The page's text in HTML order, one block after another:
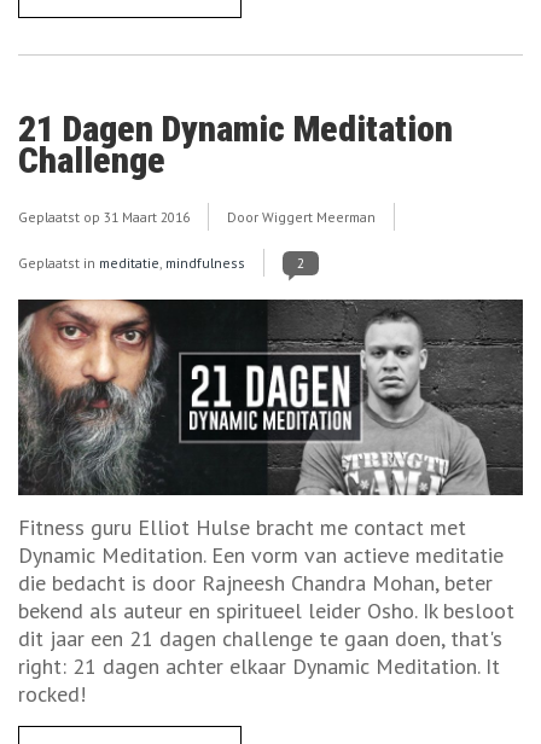
21 Dagen Dynamic Meditation
Challenge
Geplaatst op 31 Maart 2016 Door Wiggert Meerman
Geplaatst in meditatie mindfulness 2
Fitness guru Elliot Hulse bracht me contact met
Dynamic Meditation. Een vorm van actieve meditatie
die bedacht is door Rajneesh Chandra Mohan, beter
bekend als auteur en spiritueel leider Osho. Ik besloot
dit jaar een 21 dagen challenge te gaan doen, that's
right: 21 dagen achter elkaar Dynamic Meditation. It
rocked!